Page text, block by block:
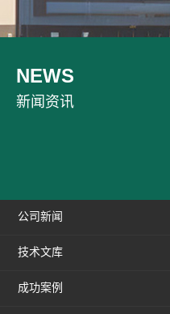
新闻资讯
NEWS
公司新闻
技术文库
成功案例